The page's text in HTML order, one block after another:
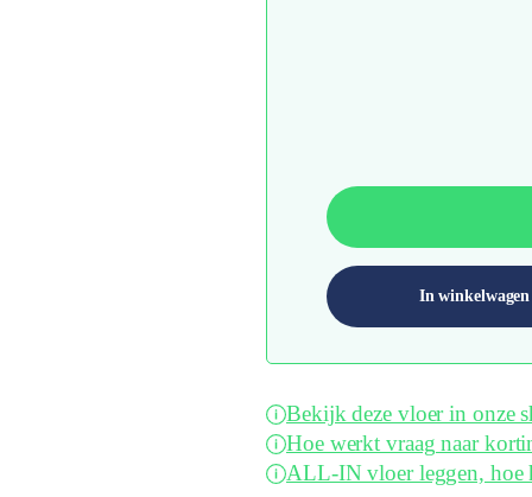
In winkelwagen
Bekijk deze vloer in onze
Hoe werkt vraag naar
ALL-IN vloer leggen, hoe